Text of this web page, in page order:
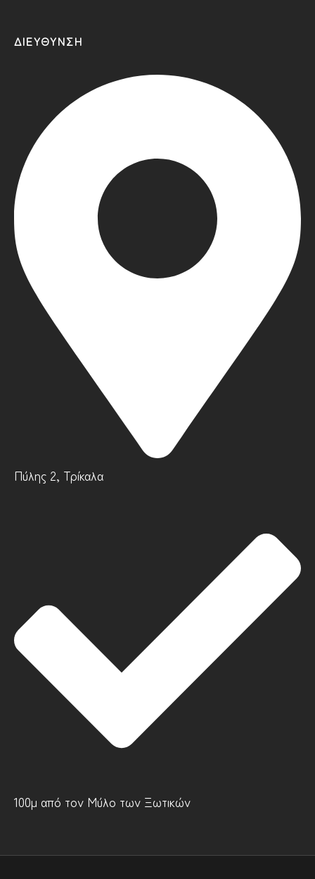
ΔΙΕΎΘΥΝΣΗ
Πύλης 2, Τρίκαλα
100μ από τον Μύλο των Ξωτικών